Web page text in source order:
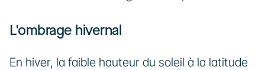
L'ombrage hivernal
En hiver, la faible hauteur du soleil à la latitude